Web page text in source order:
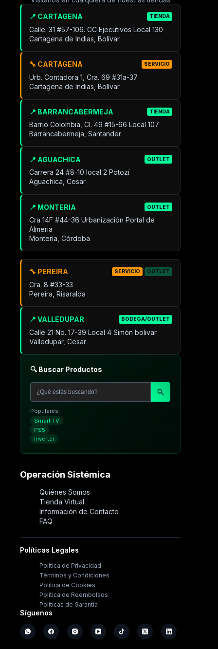
📍 CARTAGENA TIENDA
Calle. 31 #57-106. CC Ejecutivos Local 130
Cartagena de Indias, Bolívar
🔧 CARTAGENA SERVICIO
Urb. Contadora 1, Cra. 69 #31a-37
Cartagena de Indias, Bolívar
📍 BARRANCABERMEJA TIENDA
Barrio Colombia, Cl. 49 #15-66 Local 107
Barrancabermeja, Santander
📍 AGUACHICA OUTLET
Carrera 24 #8-10 local 2 Potozí
Aguachica, Cesar
📍 MONTERIA OUTLET
Cra 14F #44-36 Urbanización Portal de
Almeria
Montería, Córdoba
📍 VALLEDUPAR BODEGA/OUTLET
Calle 21 No. 17-39 Local 4 Simón bolivar
Valledupar, Cesar
🔧 PEREIRA SERVICIO OUTLET
Cra. 8 #33-33
Pereira, Risaralda
🔍 Buscar Productos
Populares:
Smart TV
PS5
Inverter
Operación Sistémica
Quiénes Somos
Tienda Virtual
Información de Contacto
FAQ
Políticas Legales
Política de Privacidad
Términos y Condiciones
Política de Cookies
Política de Reembolsos
Políticas de Garantía
Síguenos